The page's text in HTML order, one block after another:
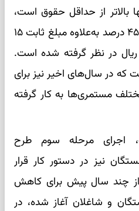
بالاتر از حداقل حقوق است،
افزایش مستمری به صورت ۴۵ درصد به‌علاوه مبلغ ثابت ۱۵
میلیون و ۵۸۶ هزار و ۴۷۱ ریال در نظر گرفته شده است.
که در سال‌های اخیر نیز برای
مستمری‌ها به کار گرفته
اجرای مرحله سوم طرح
نیز در دستور کار قرار
چند سال پیش برای کاهش
و شاغلان آغاز شده، در